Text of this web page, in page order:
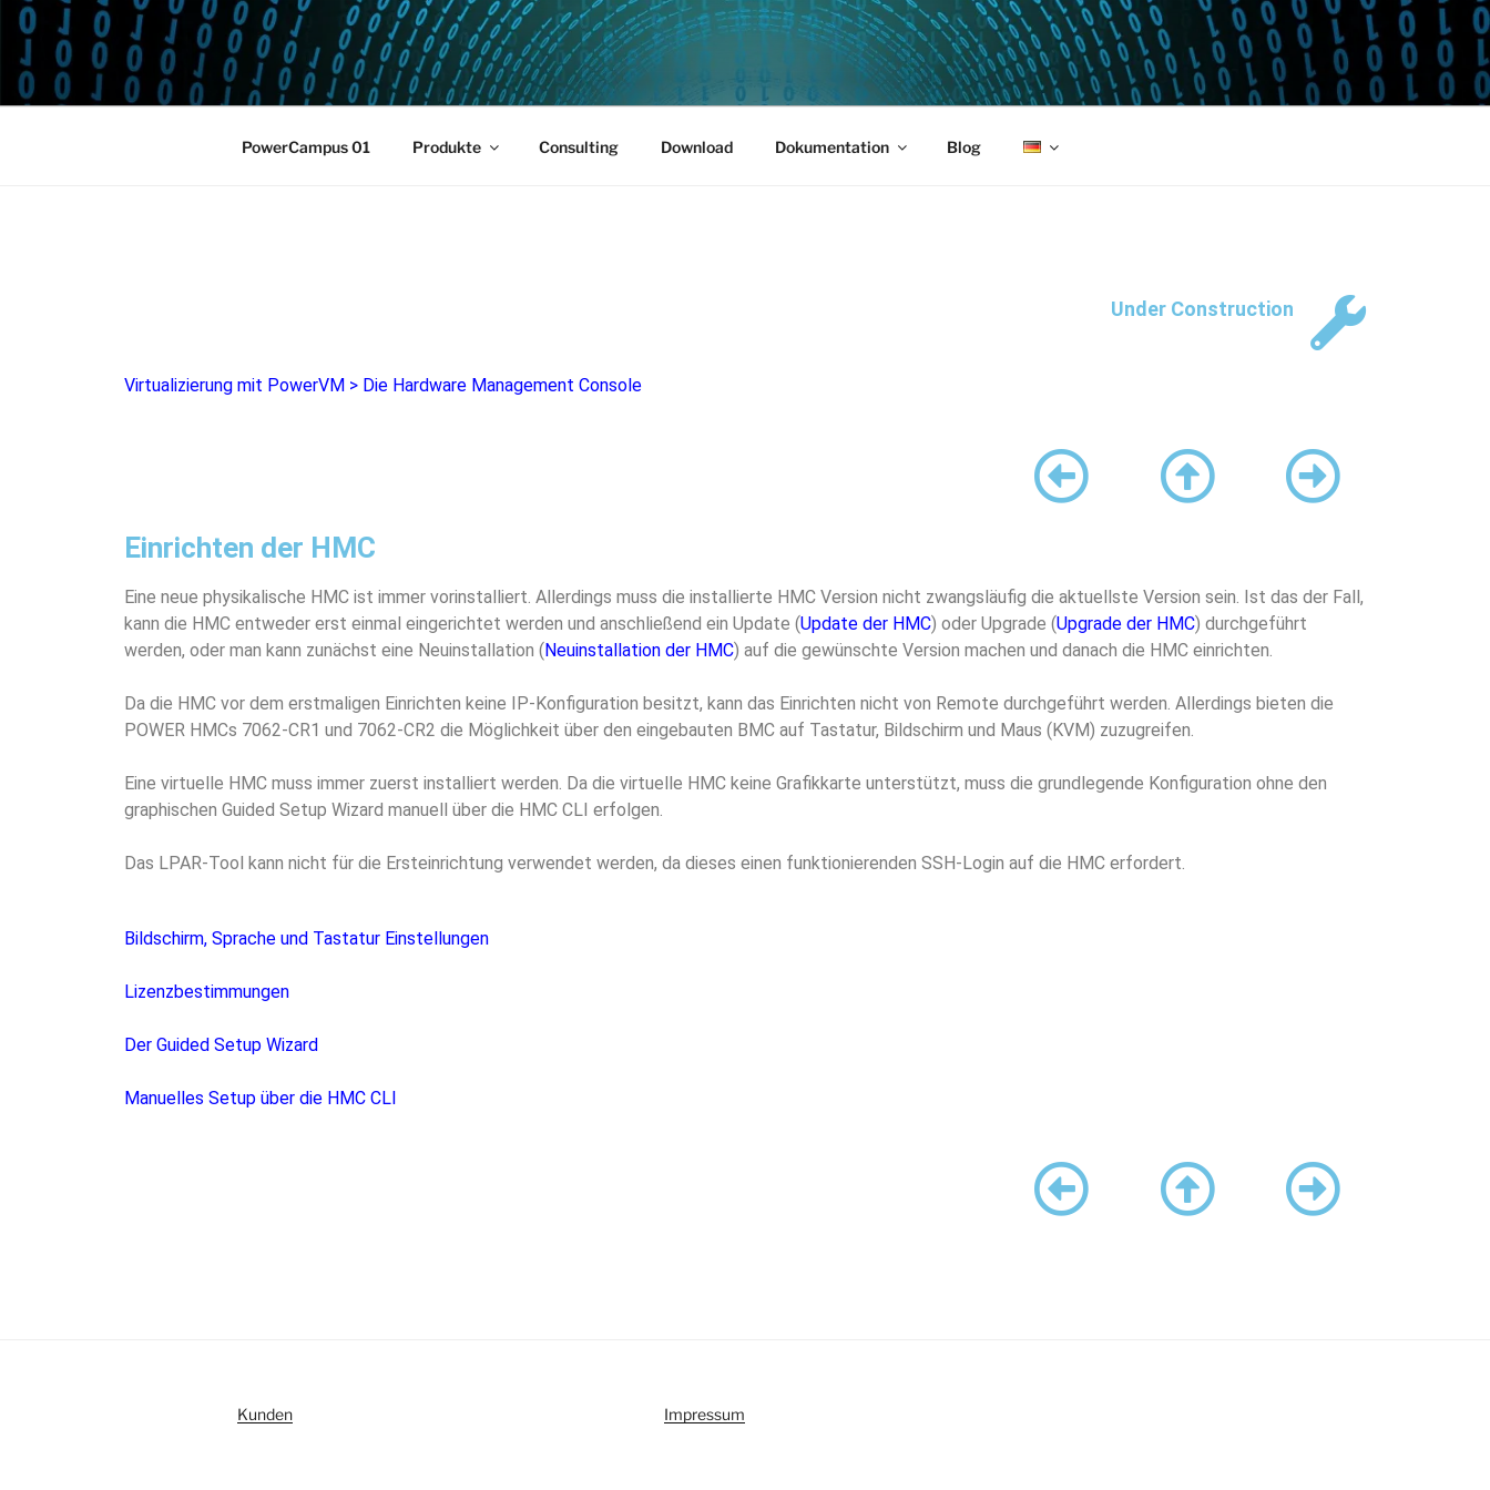
POWERCAMPUS 01
Home of the LPAR-Tool
PowerCampus 01 Produkte Consulting Download Dokumentation Blog
Under Construction
Virtualizierung mit PowerVM > Die Hardware Management Console
Einrichten der HMC
Eine neue physikalische HMC ist immer vorinstalliert. Allerdings muss die installierte HMC Version nicht zwangsläufig die aktuellste Version sein. Ist das der Fall,
kann die HMC entweder erst einmal eingerichtet werden und anschließend ein Update (Update der HMC) oder Upgrade (Upgrade der HMC) durchgeführt
werden, oder man kann zunächst eine Neuinstallation (Neuinstallation der HMC) auf die gewünschte Version machen und danach die HMC einrichten.
Da die HMC vor dem erstmaligen Einrichten keine IP-Konfiguration besitzt, kann das Einrichten nicht von Remote durchgeführt werden. Allerdings bieten die
POWER HMCs 7062-CR1 und 7062-CR2 die Möglichkeit über den eingebauten BMC auf Tastatur, Bildschirm und Maus (KVM) zuzugreifen.
Eine virtuelle HMC muss immer zuerst installiert werden. Da die virtuelle HMC keine Grafikkarte unterstützt, muss die grundlegende Konfiguration ohne den
graphischen Guided Setup Wizard manuell über die HMC CLI erfolgen.
Das LPAR-Tool kann nicht für die Ersteinrichtung verwendet werden, da dieses einen funktionierenden SSH-Login auf die HMC erfordert.
Bildschirm, Sprache und Tastatur Einstellungen
Lizenzbestimmungen
Der Guided Setup Wizard
Manuelles Setup über die HMC CLI
Kunden Impressum